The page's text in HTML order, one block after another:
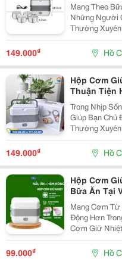
Mang Theo
Những Người
Thường
Sắp Xếp Các
Theo Và Sử Dụng Trong
149.000₫ Hồ
Hộp Cơm
Thuận Tiện
Trong Nhịp
Giúp Bạn Chủ
Thường
Dụng Hữu Ích
Thuận Tiện Mang
149.000₫ Hồ
Hộp Cơm
Bữa Ăn Tại
Mang Cơm
Động Hơn
Cơm Giữ
Gọn Gàng, Dễ
Trong Thời Gian Nghỉ Trưa.
99.000₫ Hồ